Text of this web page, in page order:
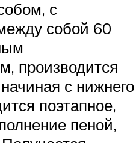
с
собой 60
производится
с нижнего
поэтапное,
пеной,